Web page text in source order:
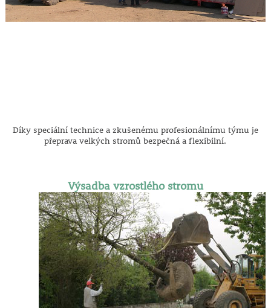
Díky speciální technice a zkušenému profesionálnímu týmu je
přeprava velkých stromů bezpečná a flexibilní.
Výsadba vzrostlého stromu